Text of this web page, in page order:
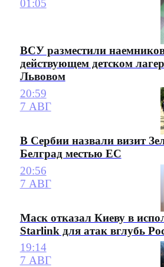
01:05
ВСУ разместили
действующем детском
Львовом
20:59
7 АВГ
В Сербии назвали визит
Белград местью ЕС
20:56
7 АВГ
Маск отказал Киеву в
Starlink для атак вглубь
19:14
7 АВГ